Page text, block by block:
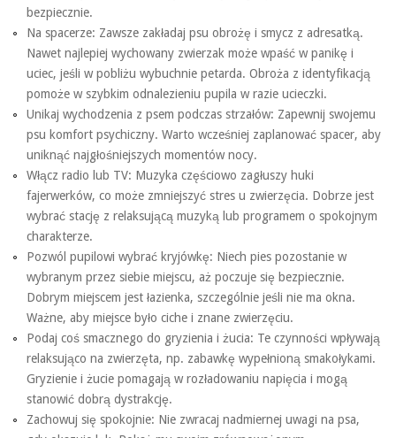
bezpiecznie.
Na spacerze: Zawsze zakładaj psu obrożę i smycz z adresatką.
Nawet najlepiej wychowany zwierzak może wpaść w panikę i
uciec, jeśli w pobliżu wybuchnie petarda. Obroża z identyfikacją
pomoże w szybkim odnalezieniu pupila w razie ucieczki.
Unikaj wychodzenia z psem podczas strzałów: Zapewnij swojemu
psu komfort psychiczny. Warto wcześniej zaplanować spacer, aby
uniknąć najgłośniejszych momentów nocy.
Włącz radio lub TV: Muzyka częściowo zagłuszy huki
fajerwerków, co może zmniejszyć stres u zwierzęcia. Dobrze jest
wybrać stację z relaksującą muzyką lub programem o spokojnym
charakterze.
Pozwól pupilowi wybrać kryjówkę: Niech pies pozostanie w
wybranym przez siebie miejscu, aż poczuje się bezpiecznie.
Dobrym miejscem jest łazienka, szczególnie jeśli nie ma okna.
Ważne, aby miejsce było ciche i znane zwierzęciu.
Podaj coś smacznego do gryzienia i żucia: Te czynności wpływają
relaksująco na zwierzęta, np. zabawkę wypełnioną smakołykami.
Gryzienie i żucie pomagają w rozładowaniu napięcia i mogą
stanowić dobrą dystrakcję.
Zachowuj się spokojnie: Nie zwracaj nadmiernej uwagi na psa,